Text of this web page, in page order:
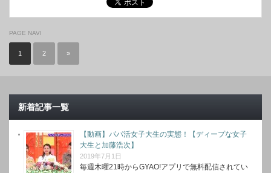
PAGE NAVI
1 2 »
新着記事一覧
【動画】パパ活女子大生の実態！【ディープな女子
大生と加藤浩次】
2019年7月1日
毎週木曜21時からGYAO!アプリで無料配信されてい